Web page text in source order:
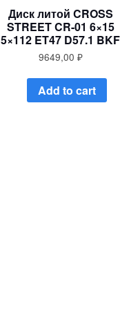
Диск литой CROSS
STREET CR-01 6×15
5×112 ET47 D57.1 BKF
9649,00 ₽
Add to cart